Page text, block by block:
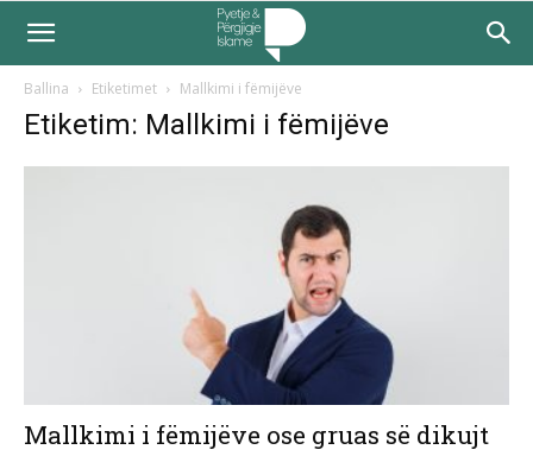
Ballina Etiketimet Mallkimi i fëmijëve
Etiketim: Mallkimi i fëmijëve
Mallkimi i fëmijëve ose gruas së dikujt